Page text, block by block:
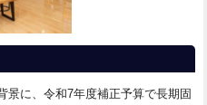
景に、令和7年度補正予算で長期固